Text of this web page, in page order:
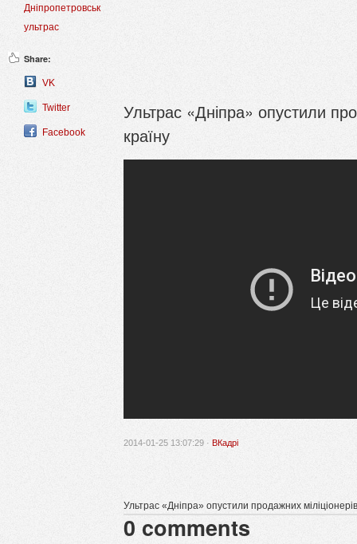
Дніпропетровськ
ультрас
Share:
VK
Twitter
Facebook
Ультрас «Дніпра» опустили
країну
2014-01-25 13:07:29 · ВКадрі
Ультрас «Дніпра» опустили продажних
0 comments